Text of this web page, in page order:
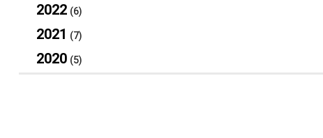
2022 (6)
2021 (7)
2020 (5)